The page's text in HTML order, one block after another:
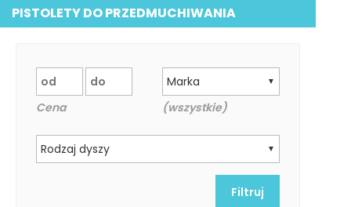
PISTOLETY DO PRZEDMUCHIWANIA
Cena
▼
Marka
(wszystkie)
▼
Rodzaj dyszy